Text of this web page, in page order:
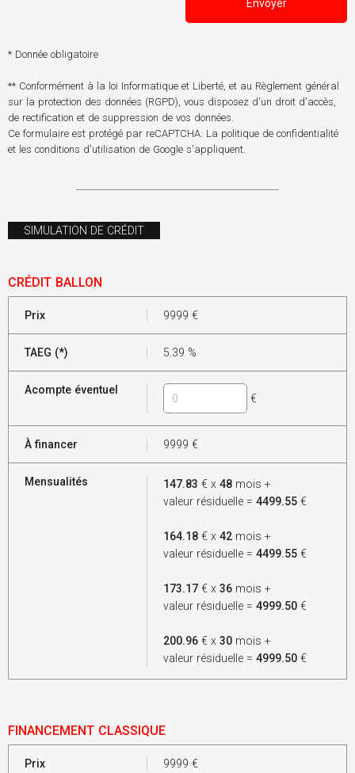
Envoyer
* Donnée obligatoire
** Conformément à la loi Informatique et Liberté, et au Règlement général
sur la protection des données (RGPD), vous disposez d'un droit d'accès,
de rectification et de suppression de vos données.
Ce formulaire est protégé par reCAPTCHA. La politique de confidentialité
et les conditions d'utilisation de Google s'appliquent.
SIMULATION DE CRÉDIT
CRÉDIT BALLON
Prix 9999 €
TAEG (*) 5.39 %
Acompte éventuel
€
À financer 9999 €
Mensualités 147.83 € x48 mois +
valeur résiduelle =4499.55 €
164.18 € x42 mois +
valeur résiduelle =4499.55 €
173.17 € x36 mois +
valeur résiduelle =4999.50 €
200.96 € x30 mois +
valeur résiduelle =4999.50 €
FINANCEMENT CLASSIQUE
Prix 9999 €